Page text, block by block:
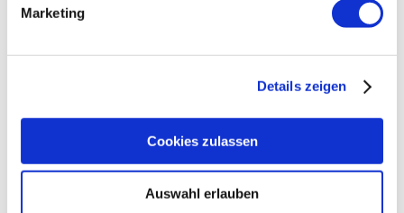
Marketing
Details zeigen
Cookies zulassen
Auswahl erlauben
2026
Juni 2026
Januar 2026
Dezember 2025
November 2025